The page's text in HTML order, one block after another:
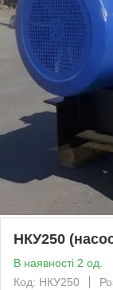
НКУ250
В наявності 2 од.
Код: НКУ250